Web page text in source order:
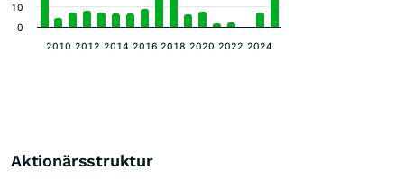
2010 2012 2014 2016 2018 2020 2022 2024
0
10
Aktionärsstruktur